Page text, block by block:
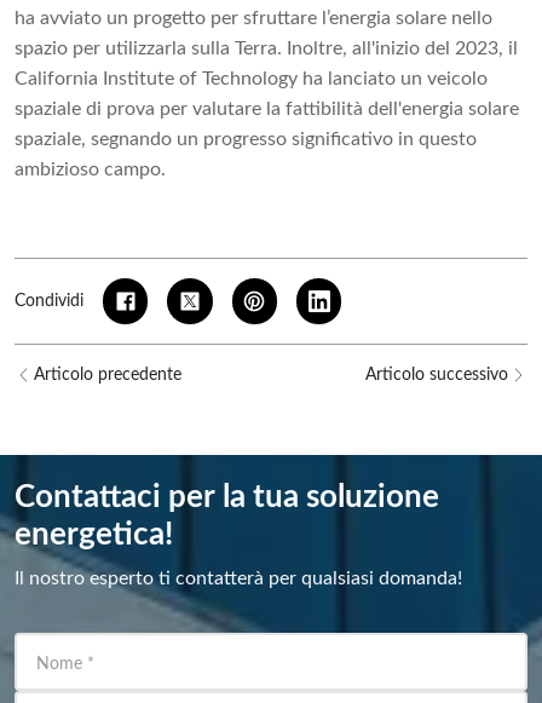
ha avviato un progetto per sfruttare l’energia solare nello
spazio per utilizzarla sulla Terra. Inoltre, all'inizio del 2023, il
California Institute of Technology ha lanciato un veicolo
spaziale di prova per valutare la fattibilità dell'energia solare
spaziale, segnando un progresso significativo in questo
ambizioso campo.
Condividi
Articolo precedente Articolo successivo
Contattaci per la tua soluzione
energetica!
Il nostro esperto ti contatterà per qualsiasi domanda!
Nome *